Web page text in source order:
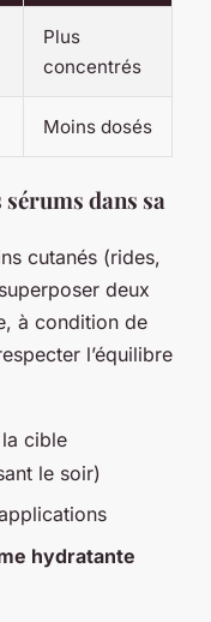
Plus
concentrés
Moins dosés
dans sa
cutanés (rides,
deux
à condition de
l’équilibre
cible
le soir)
hydratante